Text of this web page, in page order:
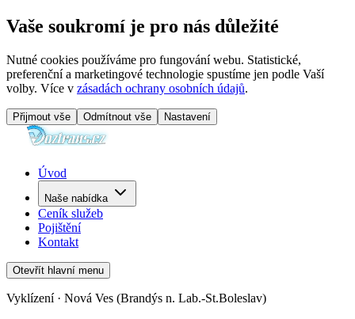
Vaše soukromí je pro nás důležité
Nutné cookies používáme pro fungování webu. Statistické,
preferenční a marketingové technologie spustíme jen podle Vaší
volby. Více v zásadách ochrany osobních údajů.
Přijmout vše Odmítnout vše Nastavení
Úvod
Naše nabídka
Ceník služeb
Pojištění
Kontakt
Otevřít hlavní menu
Vyklízení · Nová Ves (Brandýs n. Lab.-St.Boleslav)